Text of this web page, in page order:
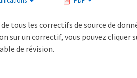
tous les correctifs de source de
sur un correctif, vous pouvez cliquer
de révision.